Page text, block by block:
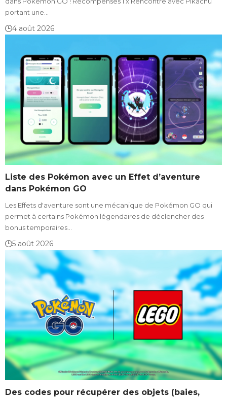
portant une…
4 août 2026
Liste des Pokémon avec un Effet d’aventure
dans Pokémon GO
Les Effets d'aventure sont une mécanique de Pokémon GO qui
permet à certains Pokémon légendaires de déclencher des
bonus temporaires…
5 août 2026
Des codes pour récupérer des objets (baies,